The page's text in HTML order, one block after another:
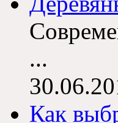
...
Как